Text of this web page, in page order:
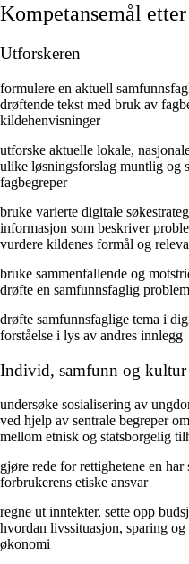
Kompetansemål
Utforskeren
formulere en aktuell
drøftende tekst med bruk av
kildehenvisninger
utforske aktuelle lokale,
ulike løsningsforslag muntlig og
fagbegreper
bruke varierte digitale
informasjon som beskriver
vurdere kildenes formål og
bruke sammenfallende og
drøfte en samfunnsfaglig
drøfte samfunnsfaglige tema i
forståelse i lys av andres innlegg
Individ, samfunn og kultur
undersøke sosialisering av
ved hjelp av sentrale begreper
mellom etnisk og statsborgelig
gjøre rede for rettighetene en
forbrukerens etiske ansvar
regne ut inntekter, sette opp
hvordan livssituasjon, sparing
økonomi